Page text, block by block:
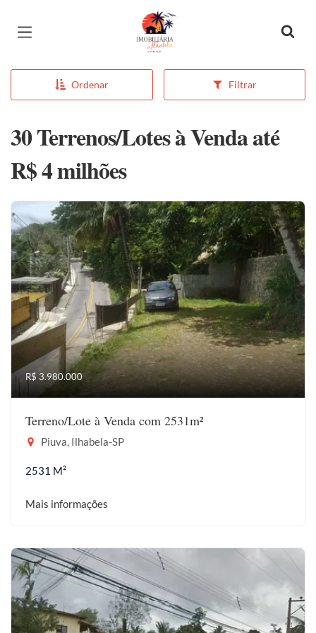
Página inicial
Ordenar Filtrar
30 Terrenos/Lotes à Venda até
R$ 4 milhões
R$ 3.980.000
Terreno/Lote à Venda com 2531m²
Piuva, Ilhabela-SP
2531 M²
Mais informações